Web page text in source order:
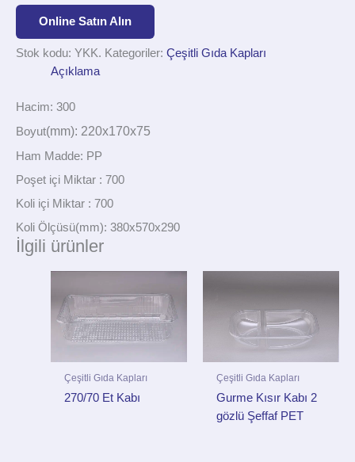
Online Satın Alın
Stok kodu: YKK. Kategoriler: Çeşitli Gıda Kapları
Açıklama
Hacim: 300
Boyut(mm): 220x170x75
Ham Madde: PP
Poşet içi Miktar : 700
Koli içi Miktar : 700
Koli Ölçüsü(mm): 380x570x290
İlgili ürünler
Çeşitli Gıda Kapları
270/70 Et Kabı
Çeşitli Gıda Kapları
Gurme Kısır Kabı 2
gözlü Şeffaf PET